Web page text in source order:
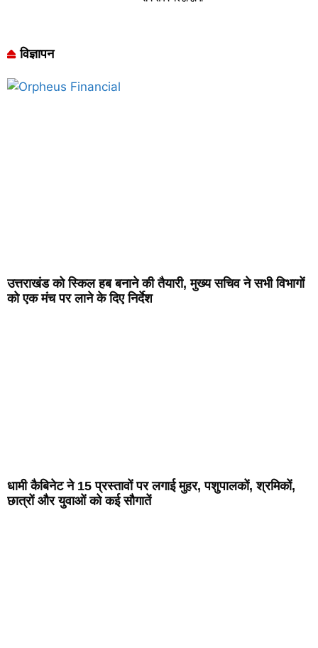
विज्ञापन
उत्तराखंड को स्किल हब बनाने की तैयारी, मुख्य सचिव ने सभी विभागों
को एक मंच पर लाने के दिए निर्देश
धामी कैबिनेट ने 15 प्रस्तावों पर लगाई मुहर, पशुपालकों, श्रमिकों,
छात्रों और युवाओं को कई सौगातें